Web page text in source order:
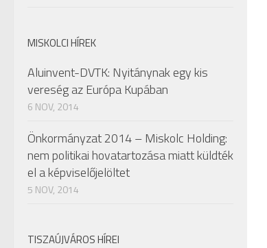
MISKOLCI HÍREK
Aluinvent-DVTK: Nyitánynak egy kis
vereség az Európa Kupában
6 NOV, 2014
Önkormányzat 2014 – Miskolc Holding:
nem politikai hovatartozása miatt küldték
el a képviselőjelöltet
5 NOV, 2014
TISZAÚJVÁROS HÍREI